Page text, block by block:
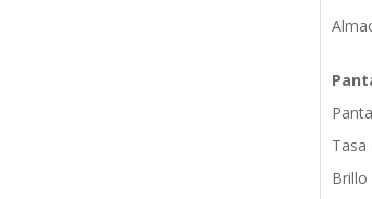
Tasa
Brillo